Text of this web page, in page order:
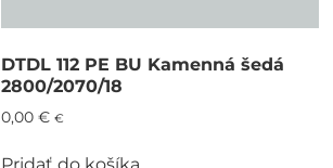
DTDL 112 PE BU Kamenná šedá
2800/2070/18
0,00 € €